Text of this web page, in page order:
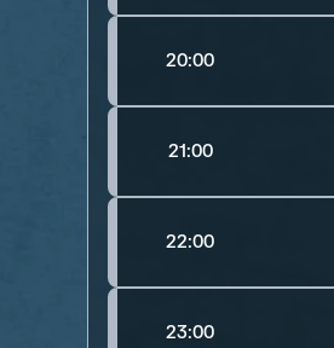
20:00
21:00
22:00
23:00